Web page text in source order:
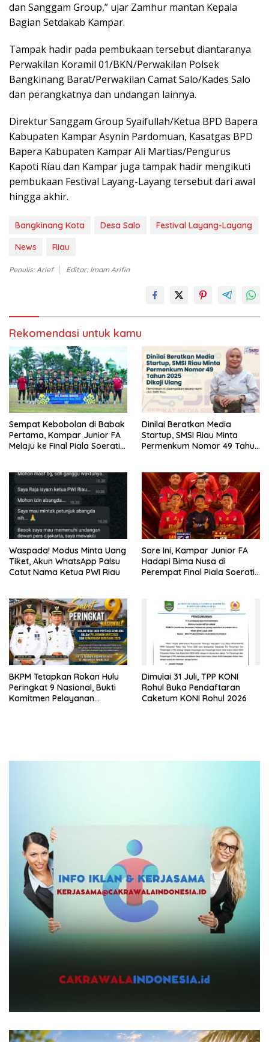
dan Sanggam Group,” ujar Zamhur mantan Kepala
Bagian Setdakab Kampar.
Tampak hadir pada pembukaan tersebut diantaranya
Perwakilan Koramil 01/BKN/Perwakilan Polsek
Bangkinang Barat/Perwakilan Camat Salo/Kades Salo
dan perangkatnya dan undangan lainnya.
Direktur Sanggam Group Syaifullah/Ketua BPD Bapera
Kabupaten Kampar Asynin Pardomuan, Kasatgas BPD
Bapera Kabupaten Kampar Ali Martias/Pengurus
Kapoti Riau dan Kampar juga tampak hadir mengikuti
pembukaan Festival Layang-Layang tersebut dari awal
hingga akhir.
Bangkinang Kota Desa Salo
Festival Layang-Layang
News
Riau
Penulis: Arief Editor: Imam Arifin
Rekomendasi untuk kamu
Sempat Kebobolan di Babak
Pertama, Kampar Junior FA
Melaju ke Final Piala Soeratin
Dinilai Beratkan Media
Startup, SMSI Riau Minta
Permenkum Nomor 49 Tahun
Waspada! Modus Minta Uang
Tiket, Akun WhatsApp Palsu
Catut Nama Ketua PWI Riau
Sore Ini, Kampar Junior FA
Hadapi Bima Nusa di
Perempat Final Piala Soeratin
BKPM Tetapkan Rokan Hulu
Peringkat 9 Nasional, Bukti
Komitmen Pelayanan
Dimulai 31 Juli, TPP KONI
Rohul Buka Pendaftaran
Caketum KONI Rohul 2026